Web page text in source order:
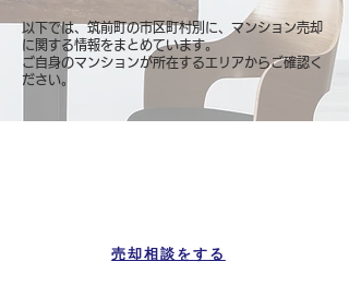
以下では、筑前町の市区町村別に、マンション売却
に関する情報をまとめています。
ご自身のマンションが所在するエリアからご確認く
ださい。
売却相談をする